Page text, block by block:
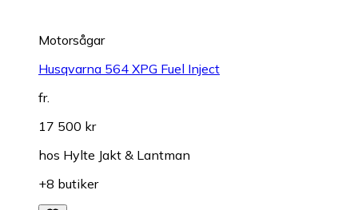
Motorsågar
Husqvarna 564 XPG Fuel Inject
fr.
17 500 kr
hos Hylte Jakt & Lantman
+8 butiker